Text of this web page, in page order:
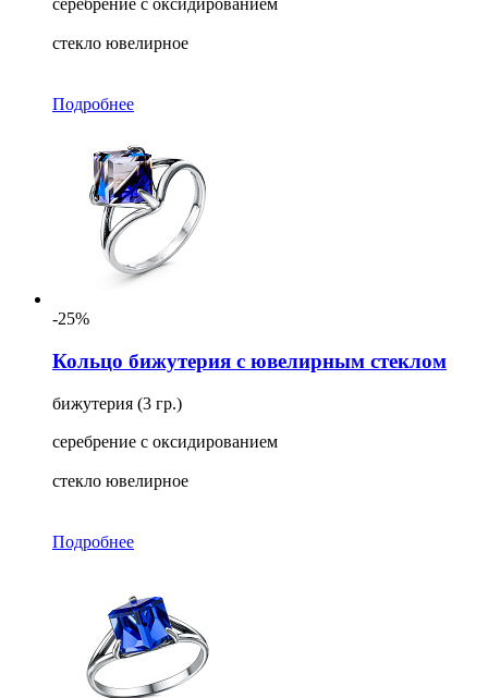
серебрение с оксидированием
стекло ювелирное
Подробнее
-25%
Кольцо бижутерия с ювелирным стеклом
бижутерия (3 гр.)
серебрение с оксидированием
стекло ювелирное
Подробнее